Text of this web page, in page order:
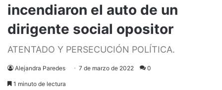
incendiaron el auto de un
dirigente social opositor
ATENTADO Y PERSECUCIÓN POLÍTICA.
Alejandra Paredes 7 de marzo de 2022 0
1 minuto de lectura